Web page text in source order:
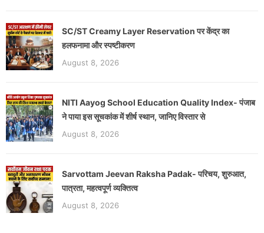
SC/ST Creamy Layer Reservation पर केंद्र का
हलफनामा और स्पष्टीकरण
August 8, 2026
NITI Aayog School Education Quality Index- पंजाब
ने पाया इस सूचकांक में शीर्ष स्थान, जानिए विस्तार से
August 8, 2026
Sarvottam Jeevan Raksha Padak- परिचय, शुरुआत,
पात्रता, महत्वपूर्ण व्यक्तित्व
August 8, 2026